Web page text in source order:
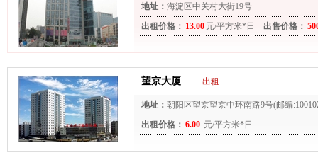
地址： 海淀区中关村大街19号
出租价格： 13.00 元/平方米*日 出售价格：
望京大厦 出租
地址： 朝阳区望京望京中环南路9号(邮编
出租价格： 6.00 元/平方米*日